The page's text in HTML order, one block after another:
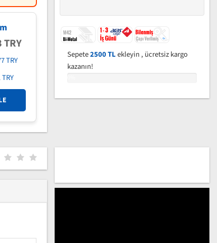
TRY
Sepete2500 TLekleyin , ücretsiz kargo
kazanın!